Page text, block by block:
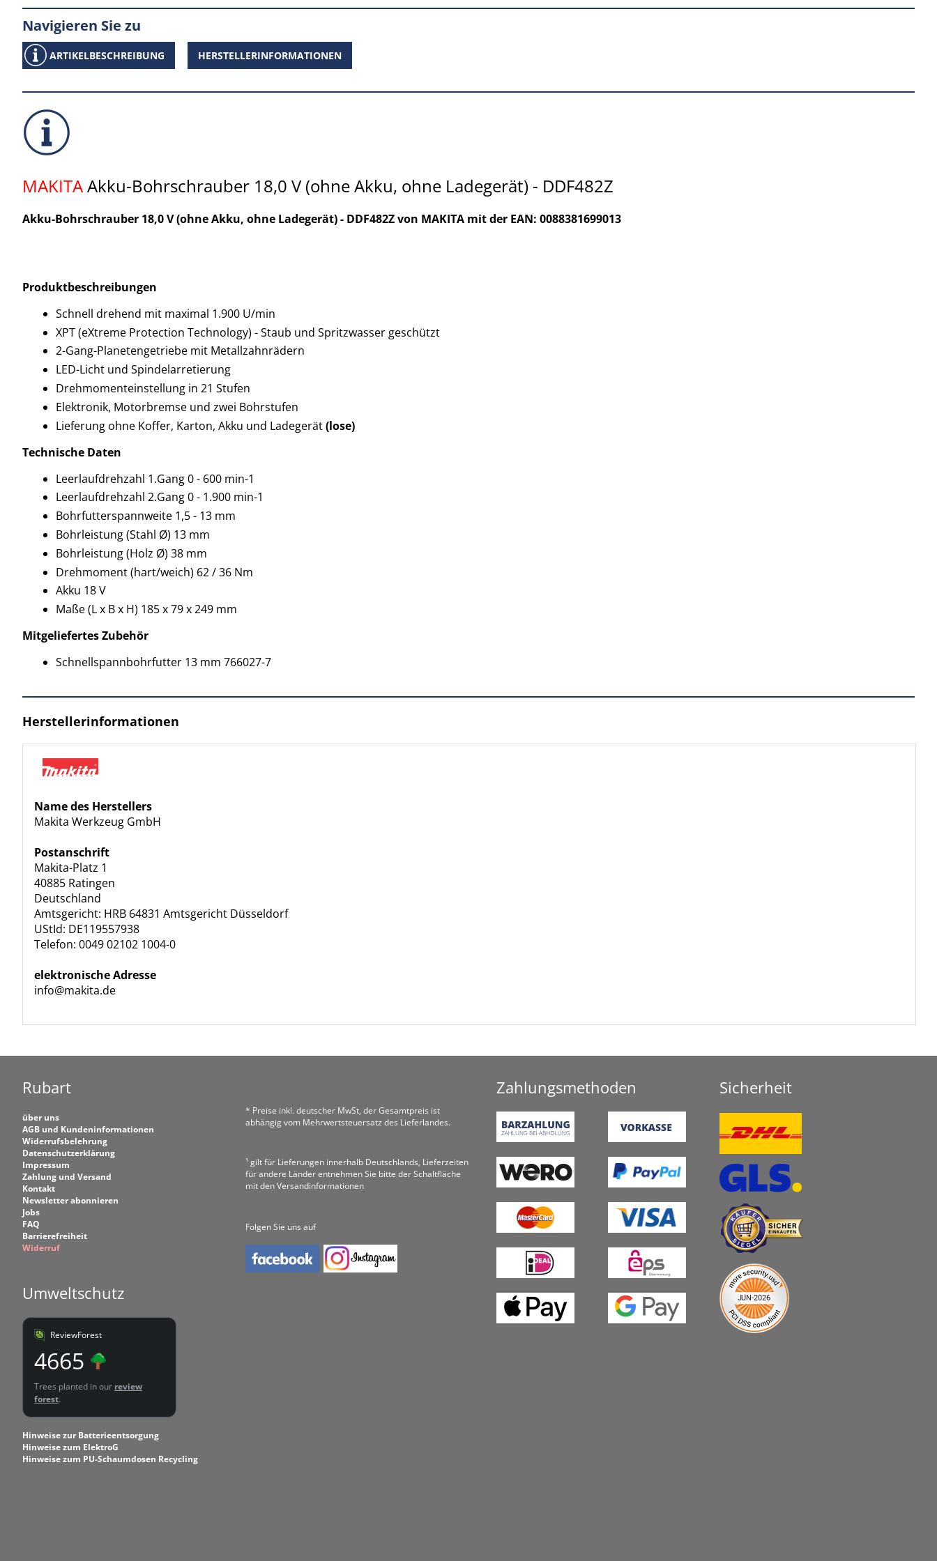
Navigieren Sie zu
ARTIKELBESCHREIBUNG HERSTELLERINFORMATIONEN
MAKITAAkku-Bohrschrauber 18,0 V (ohne Akku, ohne Ladegerät) - DDF482Z
Akku-Bohrschrauber 18,0 V (ohne Akku, ohne Ladegerät) - DDF482Z von MAKITA mit der EAN: 0088381699013
Produktbeschreibungen
Schnell drehend mit maximal 1.900 U/min
XPT (eXtreme Protection Technology) - Staub und Spritzwasser geschützt
2-Gang-Planetengetriebe mit Metallzahnrädern
LED-Licht und Spindelarretierung
Drehmomenteinstellung in 21 Stufen
Elektronik, Motorbremse und zwei Bohrstufen
Lieferung ohne Koffer, Karton, Akku und Ladegerät(lose)
Technische Daten
Leerlaufdrehzahl 1.Gang 0 - 600 min-1
Leerlaufdrehzahl 2.Gang 0 - 1.900 min-1
Bohrfutterspannweite 1,5 - 13 mm
Bohrleistung (Stahl Ø) 13 mm
Bohrleistung (Holz Ø) 38 mm
Drehmoment (hart/weich) 62 / 36 Nm
Akku 18 V
Maße (L x B x H) 185 x 79 x 249 mm
Mitgeliefertes Zubehör
Schnellspannbohrfutter 13 mm 766027-7
Herstellerinformationen
Name des Herstellers
Makita Werkzeug GmbH
Postanschrift
Makita-Platz 1
40885 Ratingen
Deutschland
Amtsgericht: HRB 64831 Amtsgericht Düsseldorf
UStId: DE119557938
Telefon: 0049 02102 1004-0
elektronische Adresse
info@makita.de
Rubart
über uns
AGB und Kundeninformationen
Widerrufsbelehrung
Datenschutzerklärung
Impressum
Zahlung und Versand
Kontakt
Newsletter abonnieren
Jobs
FAQ
Barrierefreiheit
Widerruf
Umweltschutz
ReviewForest
4665
Trees planted in our review
forest.
Hinweise zur Batterieentsorgung
Hinweise zum ElektroG
Hinweise zum PU-Schaumdosen Recycling
* Preise inkl. deutscher MwSt, der Gesamtpreis ist
abhängig vom Mehrwertsteuersatz des Lieferlandes.
¹ gilt für Lieferungen innerhalb Deutschlands, Lieferzeiten
für andere Länder entnehmen Sie bitte der Schaltfläche
mit den Versandinformationen
Folgen Sie uns auf
Zahlungsmethoden Sicherheit